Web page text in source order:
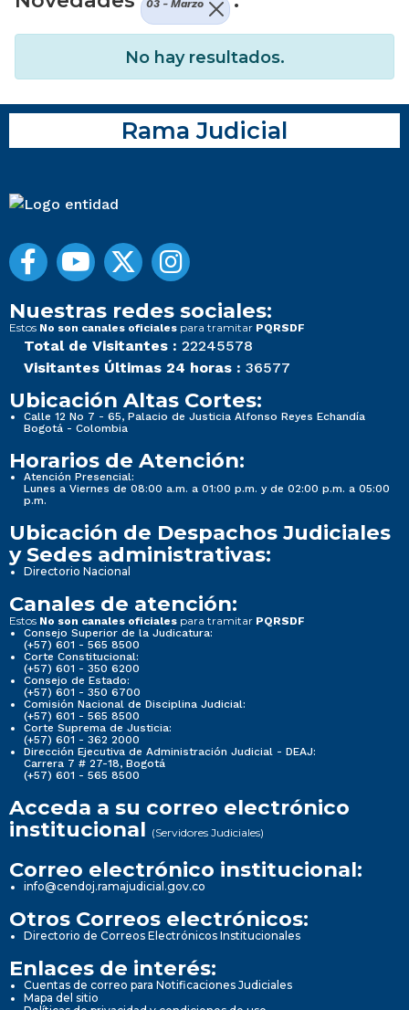
03 - Marzo
No hay resultados.
Rama Judicial
Nuestras redes sociales:
Estos No son canales oficiales para tramitar PQRSDF
Total de Visitantes : 22245578
Visitantes Últimas 24 horas : 36577
Ubicación Altas Cortes:
Calle 12 No 7 - 65, Palacio de Justicia Alfonso Reyes Echandía
Bogotá - Colombia
Horarios de Atención:
Atención Presencial:
Lunes a Viernes de 08:00 a.m. a 01:00 p.m. y de 02:00 p.m. a 05:00
p.m.
Ubicación de Despachos Judiciales
y Sedes administrativas:
Directorio Nacional
Canales de atención:
Estos No son canales oficiales para tramitar PQRSDF
Consejo Superior de la Judicatura:
(+57) 601 - 565 8500
Corte Constitucional:
(+57) 601 - 350 6200
Consejo de Estado:
(+57) 601 - 350 6700
Comisión Nacional de Disciplina Judicial:
(+57) 601 - 565 8500
Corte Suprema de Justicia:
(+57) 601 - 362 2000
Dirección Ejecutiva de Administración Judicial - DEAJ:
Carrera 7 # 27-18, Bogotá
(+57) 601 - 565 8500
Acceda a su correo electrónico
institucional (Servidores Judiciales)
Correo electrónico institucional:
info@cendoj.ramajudicial.gov.co
Otros Correos electrónicos:
Directorio de Correos Electrónicos Institucionales
Enlaces de interés:
Cuentas de correo para Notificaciones Judiciales
Mapa del sitio